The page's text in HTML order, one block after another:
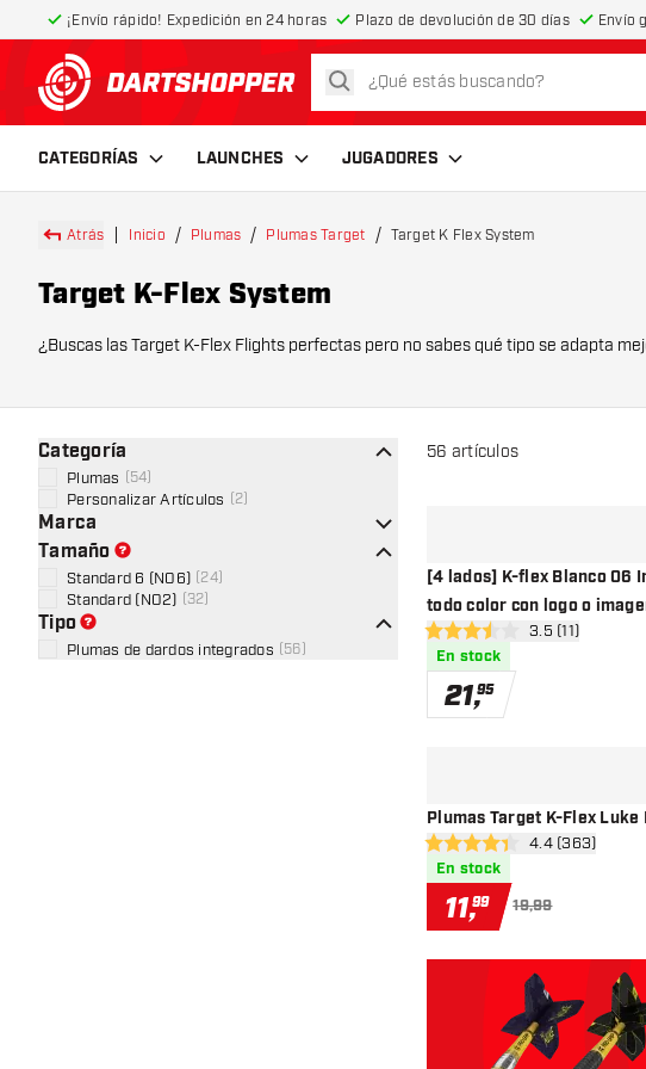
¡Envío rápido! Expedición en 24 horas Plazo de devolución de 30 días Envío
volver a la página de inicio
buscar
CATEGORÍAS LAUNCHES JUGADORES
Atrás Inicio Plumas Plumas Target Target K Flex System
Target K-Flex System
¿Buscas las Target K-Flex Flights perfectas pero no sabes
Categoría
Plumas 54
Personalizar Artículos 2
Marca
Tamaño
Standard 6 (NO6) 24)
Standard (NO2) 32
Tipo
Plumas de dardos integrados 56
56 artículos
[4 lados] K-flex Blanco 06
todo color con logo o
abrir panel de
3.5 estrellas de puntuación
3.5 (11)
En stock
21,95
Plumas Target K-Flex Luke
abrir panel de
4.4 estrellas de puntuación
4.4 (363)
En stock
11,99 19,99